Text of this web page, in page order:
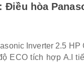
Điều hòa
Inverter 2.5
ECO tích hợp A.I